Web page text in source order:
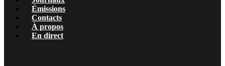
Émissions
Contacts
À propos
En direct